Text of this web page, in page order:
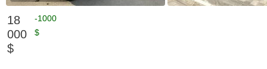
18
000
$
-1000
$